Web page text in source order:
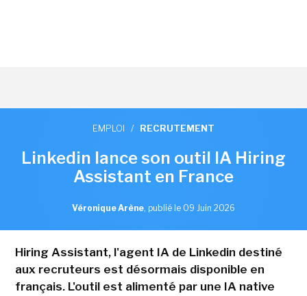
EMPLOI / RECRUTEMENT
Linkedin lance son outil IA Hiring
Assistant en France
Véronique Arène, publié le 09 Juin 2026
Hiring Assistant, l'agent IA de Linkedin destiné
aux recruteurs est désormais disponible en
français. L'outil est alimenté par une IA native